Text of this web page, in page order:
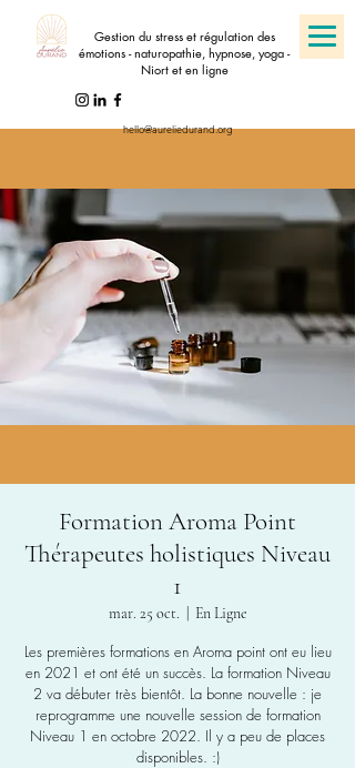
Gestion du stress et régulation des
émotions - naturopathie, hypnose, yoga -
Niort et en ligne
hello@aureliedurand.org
Formation Aroma Point
Thérapeutes holistiques Niveau
1
mar. 25 oct. En Ligne
Les premières formations en Aroma point ont eu lieu
en 2021 et ont été un succès. La formation Niveau
2 va débuter très bientôt. La bonne nouvelle : je
reprogramme une nouvelle session de formation
Niveau 1 en octobre 2022. Il y a peu de places
disponibles. :)